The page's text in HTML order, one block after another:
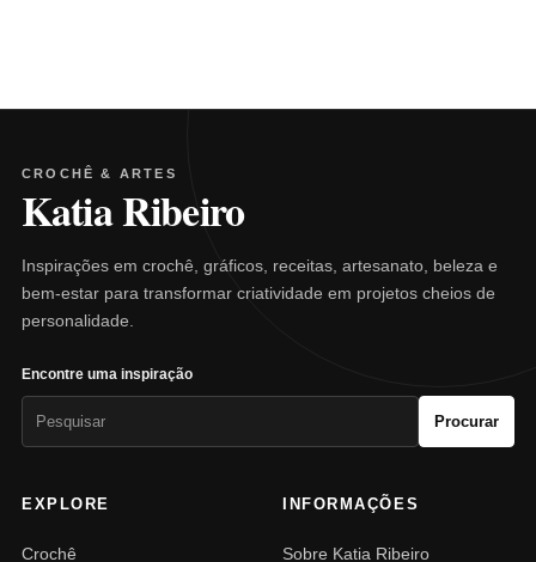
CROCHÊ & ARTES
Katia Ribeiro
Inspirações em crochê, gráficos, receitas, artesanato, beleza e
bem-estar para transformar criatividade em projetos cheios de
personalidade.
Encontre uma inspiração
Procurar
EXPLORE
Crochê
INFORMAÇÕES
Sobre Katia Ribeiro